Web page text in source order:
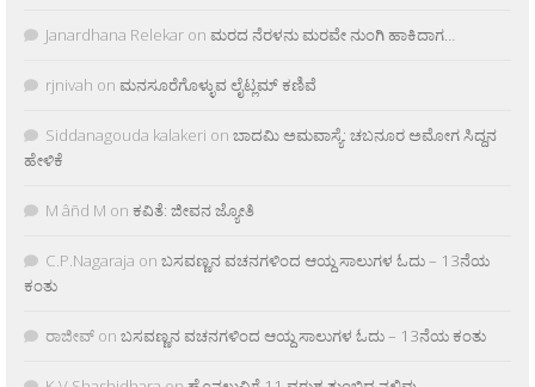
Janardhana Relekar on ಮರದ ನೆರಳನು ಮರವೇ ನುಂಗಿ ಹಾಕಿದಾಗ…
rjnivah on ಮನಸೂರೆಗೊಳ್ಳುವ ಲೈಟ್ಲಮ್ ಕಣಿವೆ
Siddanagouda kalakeri on ಬಾದಮಿ ಅಮವಾಸ್ಯೆ: ಚಬನೂರ ಅಮೋಗ ಸಿದ್ದನ
ಹೇಳಿಕೆ
M âñd M on ಕವಿತೆ: ಜೀವನ ಜ್ಯೋತಿ
C.P.Nagaraja on ಬಸವಣ್ಣನ ವಚನಗಳಿಂದ ಆಯ್ದ ಸಾಲುಗಳ ಓದು – 13ನೆಯ
ಕಂತು
ರಾಜೀವ್ on ಬಸವಣ್ಣನ ವಚನಗಳಿಂದ ಆಯ್ದ ಸಾಲುಗಳ ಓದು – 13ನೆಯ ಕಂತು